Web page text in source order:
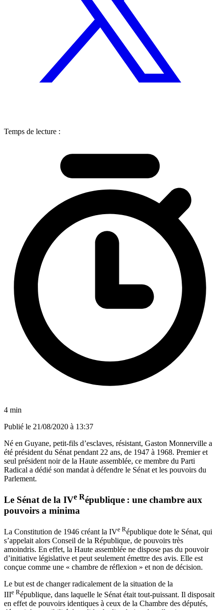
Temps de lecture :
4 min
Publié le 21/08/2020 à 13:37
Né en Guyane, petit-fils d’esclaves, résistant, Gaston Monnerville a
été président du Sénat pendant 22 ans, de 1947 à 1968. Premier et
seul président noir de la Haute assemblée, ce membre du Parti
Radical a dédié son mandat à défendre le Sénat et les pouvoirs du
Parlement.
Le Sénat de la IVe République : une chambre aux
pouvoirs a minima
La Constitution de 1946 créant la IVe République dote le Sénat, qui
s’appelait alors Conseil de la République, de pouvoirs très
amoindris. En effet, la Haute assemblée ne dispose pas du pouvoir
d’initiative législative et peut seulement émettre des avis. Elle est
conçue comme une « chambre de réflexion » et non de décision.
Le but est de changer radicalement de la situation de la
IIIe République, dans laquelle le Sénat était tout-puissant. Il disposait
en effet de pouvoirs identiques à ceux de la Chambre des députés,